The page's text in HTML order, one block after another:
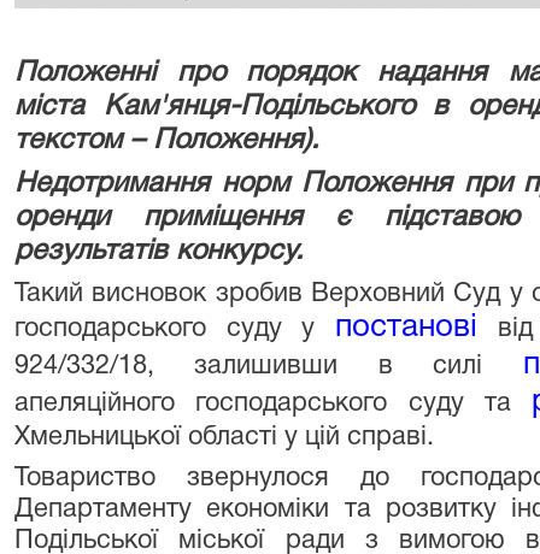
Положенні про порядок надання
міста Кам'янця-Подільського в
текстом – Положення).
Недотримання норм Положення при
оренди приміщення є підставою
результатів конкурсу.
Такий висновок зробив Верховний Суд у
господарського суду у постанові
924/332/18, залишивши в силі
апеляційного господарського суду та
Хмельницької області у цій справі.
Товариство звернулося до
Департаменту економіки та розвитку
Подільської міської ради з вимогою